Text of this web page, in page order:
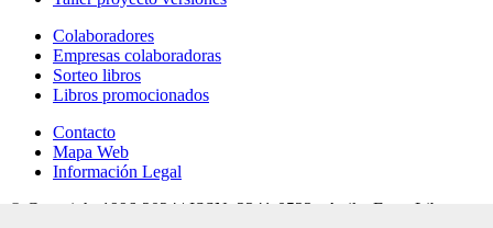
Colaboradores
Empresas colaboradoras
Sorteo libros
Libros promocionados
Contacto
Mapa Web
Información Legal
© Copyright 1996-2024 | ISSN: 2341-0523 - Anika Entre Libros